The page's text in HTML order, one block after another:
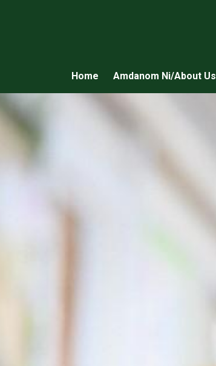
Home Amdanom Ni/About Us